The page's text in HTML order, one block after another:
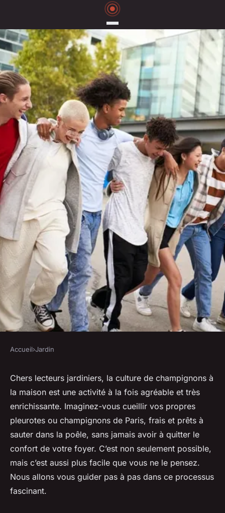
Quelle est la meilleure
méthode pour cultiver des
champignons en intérieur?
Tom•30 avril 2024•5 min de lecture
Accueil›Jardin
Chers lecteurs jardiniers, la culture de champignons à
la maison est une activité à la fois agréable et très
enrichissante. Imaginez-vous cueillir vos propres
pleurotes ou champignons de Paris, frais et prêts à
sauter dans la poêle, sans jamais avoir à quitter le
confort de votre foyer. C’est non seulement possible,
mais c’est aussi plus facile que vous ne le pensez.
Nous allons vous guider pas à pas dans ce processus
fascinant.